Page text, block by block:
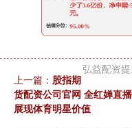
弘益配资
上一篇： 股指期
货配资公司官网 全红婵直
展现体育明星价值